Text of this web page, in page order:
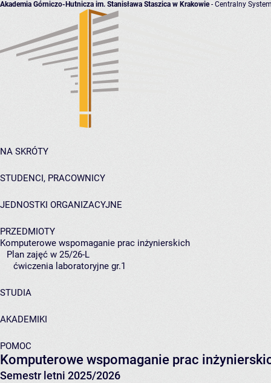
Akademia Górniczo-Hutnicza im. Stanisława Staszica w Krakowie- Centralny
NA SKRÓTY
STUDENCI, PRACOWNICY
JEDNOSTKI ORGANIZACYJNE
PRZEDMIOTY
Komputerowe wspomaganie prac inżynierskich
Plan zajęć w 25/26-L
ćwiczenia laboratoryjne gr.1
STUDIA
AKADEMIKI
POMOC
Komputerowe wspomaganie prac
Semestr letni 2025/2026